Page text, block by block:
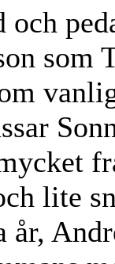
lite
år,